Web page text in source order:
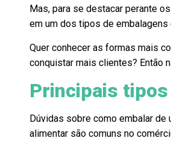
Mas, para se destacar perante
em um dos tipos de embalagens
Quer conhecer as formas mais
conquistar mais clientes? Então
Principais
Dúvidas sobre como embalar de
alimentar são comuns no